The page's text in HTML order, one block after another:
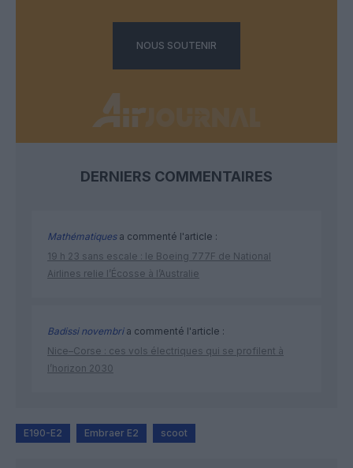
NOUS SOUTENIR
DERNIERS COMMENTAIRES
Mathématiquesa commenté l'article :
19 h 23 sans escale : le Boeing 777F de National
Airlines relie l’Écosse à l’Australie
Badissi novembria commenté l'article :
Nice–Corse : ces vols électriques qui se profilent à
l’horizon 2030
E190-E2 Embraer E2 scoot